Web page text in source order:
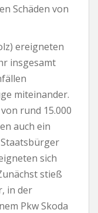
Schäden von
ereigneten
insgesamt
miteinander.
rund 15.000
auch ein
sich
stieß
in der
Pkw Skoda